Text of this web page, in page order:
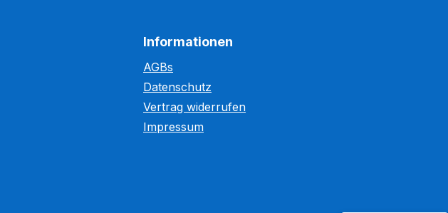
Informationen
AGBs
Datenschutz
Vertrag widerrufen
Impressum